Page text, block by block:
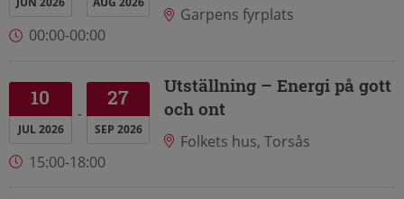
Garpens fyrplats
00:00-00:00
10
JUL 2026
27
SEP 2026
Utställning – Energi på gott
och ont
Folkets hus, Torsås
15:00-18:00